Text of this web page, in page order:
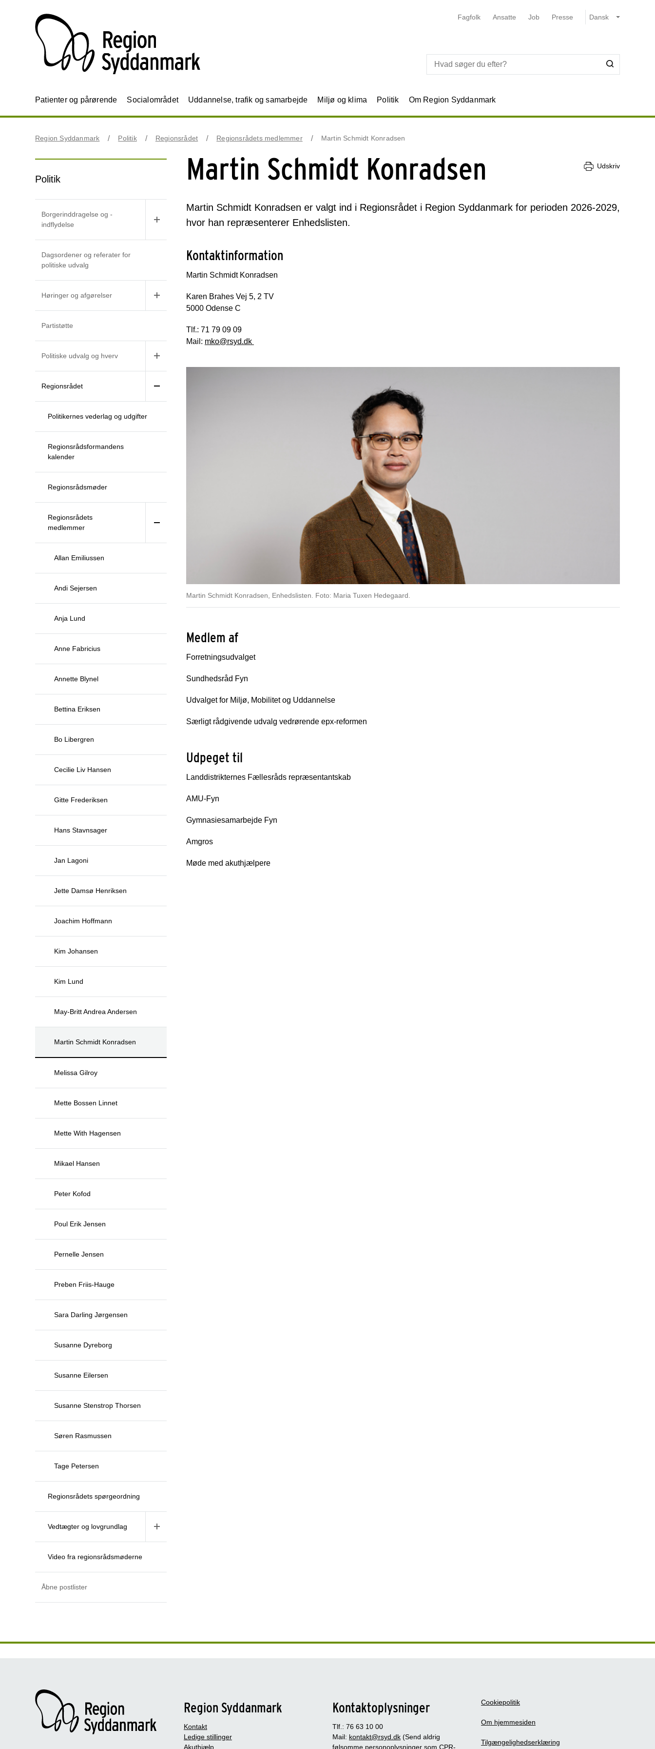
Fagfolk Ansatte Job Presse
Patienter og pårørende Socialområdet Uddannelse, trafik og samarbejde Miljø og klima Politik Om Region Syddanmark
Region Syddanmark Politik Regionsrådet Regionsrådets medlemmer Martin Schmidt Konradsen
Politik
Borgerinddragelse og -
indflydelse
Dagsordener og referater for
politiske udvalg
Høringer og afgørelser
Partistøtte
Politiske udvalg og hverv
Regionsrådet
Politikernes vederlag og udgifter
Regionsrådsformandens
kalender
Regionsrådsmøder
Regionsrådets
medlemmer
Allan Emiliussen
Andi Sejersen
Anja Lund
Anne Fabricius
Annette Blynel
Bettina Eriksen
Bo Libergren
Cecilie Liv Hansen
Gitte Frederiksen
Hans Stavnsager
Jan Lagoni
Jette Damsø Henriksen
Joachim Hoffmann
Kim Johansen
Kim Lund
May-Britt Andrea Andersen
Martin Schmidt Konradsen
Melissa Gilroy
Mette Bossen Linnet
Mette With Hagensen
Mikael Hansen
Peter Kofod
Poul Erik Jensen
Pernelle Jensen
Preben Friis-Hauge
Sara Darling Jørgensen
Susanne Dyreborg
Susanne Eilersen
Susanne Stenstrop Thorsen
Søren Rasmussen
Tage Petersen
Regionsrådets spørgeordning
Vedtægter og lovgrundlag
Video fra regionsrådsmøderne
Åbne postlister
Martin Schmidt Konradsen Udskriv
Martin Schmidt Konradsen er valgt ind i Regionsrådet i Region Syddanmark for perioden 2026-2029,
hvor han repræsenterer Enhedslisten.
Kontaktinformation
Martin Schmidt Konradsen
Karen Brahes Vej 5, 2 TV
5000 Odense C
Tlf.: 71 79 09 09
Mail: mko@rsyd.dk
Martin Schmidt Konradsen, Enhedslisten. Foto: Maria Tuxen Hedegaard.
Medlem af
Forretningsudvalget
Sundhedsråd Fyn
Udvalget for Miljø, Mobilitet og Uddannelse
Særligt rådgivende udvalg vedrørende epx-reformen
Udpeget til
Landdistrikternes Fællesråds repræsentantskab
AMU-Fyn
Gymnasiesamarbejde Fyn
Amgros
Møde med akuthjælpere
Region Syddanmark
Kontakt
Ledige stillinger
Akuthjælp
Kontaktoplysninger
Tlf.: 76 63 10 00
Mail: kontakt@rsyd.dk (Send aldrig
følsomme personoplysninger som CPR-
Cookiepolitik
Om hjemmesiden
Tilgængelighedserklæring